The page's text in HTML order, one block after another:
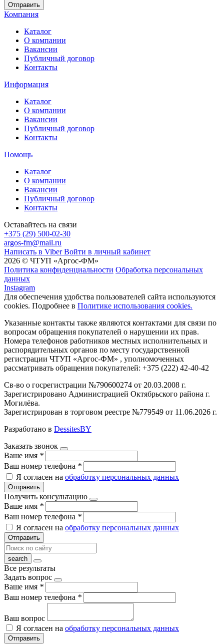
Отправить
Компания
Каталог
О компании
Вакансии
Публичный договор
Контакты
Информация
Каталог
О компании
Вакансии
Публичный договор
Контакты
Помощь
Каталог
О компании
Вакансии
Публичный договор
Контакты
Оставайтесь на связи
+375 (29) 500-02-30
argos-fm@mail.ru
Написать в Viber Войти в личный кабинет
2026 © ЧТУП «Аргос-ФМ»
Политика конфиденциальности Обработка персональных
данных
Instagram
Для обеспечения удобства пользователей сайта используются
cookies. Подробнее в Политике использования cookies.
Указанные контакты также являются контактами для связи по
вопросам обращения покупателей о нарушении их прав.
Номера телефонов работников местных исполнительных и
распорядительных органов по месту государственной
регистрации ЧТУП «Аргос-ФМ» , уполномоченных
рассматривать обращения покупателей: +375 (222) 42-40-42
Св-во о госрегистрации №790600274 от 20.03.2008 г.
Зарегистрировано Администрацией Октябрьского района г.
Могилёва.
Зарегистрирован в торговом реестре №779549 от 11.06.2026 г.
Разработано в DessitesBY
Заказать звонок
Ваше имя *
Ваш номер телефона *
Я согласен на обработку персональных данных
Отправить
Получить консультацию
Ваше имя *
Ваш номер телефона *
Я согласен на обработку персональных данных
Отправить
Все результаты
Задать вопрос
Ваше имя *
Ваш номер телефона *
Ваш вопрос
Я согласен на обработку персональных данных
Отправить